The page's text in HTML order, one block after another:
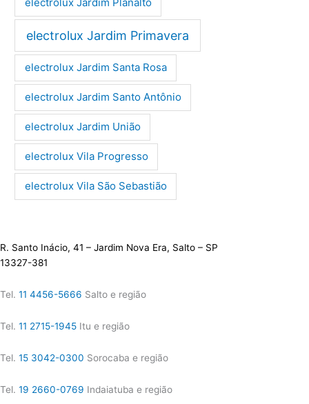
electrolux Jardim Primavera
electrolux Jardim Santa Rosa
electrolux Jardim Santo Antônio
electrolux Jardim União
electrolux Vila Progresso
electrolux Vila São Sebastião
R. Santo Inácio, 41 – Jardim Nova Era, Salto – SP
13327-381
Tel. 11 4456-5666 Salto e região
Tel. 11 2715-1945 Itu e região
Tel. 15 3042-0300 Sorocaba e região
Tel. 19 2660-0769 Indaiatuba e região